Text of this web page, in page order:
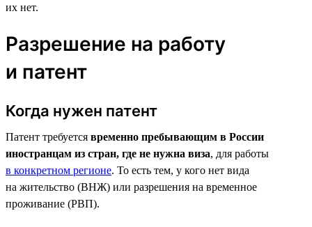
их нет.
Разрешение на работу
и патент
Когда нужен патент
Патент требуется временно пребывающим в России
иностранцам из стран, где не нужна виза, для работы
в конкретном регионе. То есть тем, у кого нет вида
на жительство (ВНЖ) или разрешения на временное
проживание (РВП).